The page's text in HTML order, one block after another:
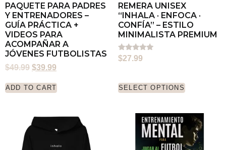
PAQUETE PARA PADRES
Y ENTRENADORES –
GUÍA PRÁCTICA +
VIDEOS PARA
ACOMPAÑAR A
JÓVENES FUTBOLISTAS
$49.99 $39.99
ADD TO CART
REMERA UNISEX
“INHALA · ENFOCA ·
CONFÍA” – ESTILO
MINIMALISTA PREMIUM
Rated
5.00
$27.99
SELECT OPTIONS